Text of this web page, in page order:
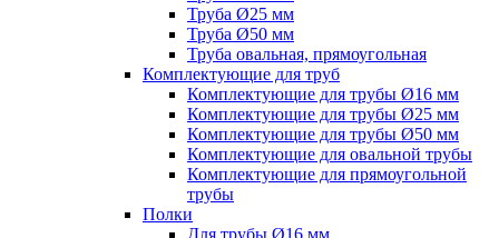
Труба Ø25 мм
Труба Ø50 мм
Труба овальная, прямоугольная
Комплектующие для труб
Комплектующие для трубы Ø16 мм
Комплектующие для трубы Ø25 мм
Комплектующие для трубы Ø50 мм
Комплектующие для овальной трубы
Комплектующие для прямоугольной
трубы
Полки
Для трубы Ø16 мм